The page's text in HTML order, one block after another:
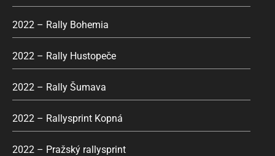
2022 – Rally Bohemia
2022 – Rally Hustopeče
2022 – Rally Šumava
2022 – Rallysprint Kopná
2022 – Pražský rallysprint